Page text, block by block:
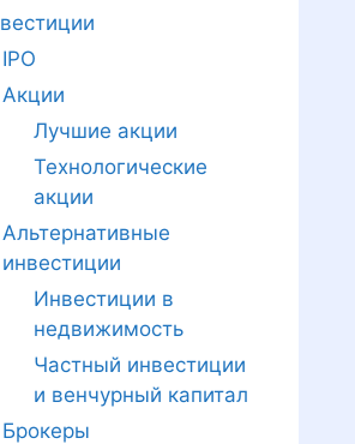
IPO
Акции
Лучшие акции
Технологические
акции
Альтернативные
инвестиции
Инвестиции в
недвижимость
Частный инвестиции
и венчурный капитал
Брокеры